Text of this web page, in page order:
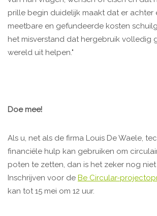
prille begin duidelijk maakt dat er achter
meetbare en gefundeerde kosten
het misverstand dat hergebruik volledig
wereld uit helpen."
Doe mee!
Als u, net als de firma Louis De Waele,
financiële hulp kan gebruiken om
poten te zetten, dan is het zeker nog
Inschrijven voor de Be Circular-
kan tot 15 mei om 12 uur.